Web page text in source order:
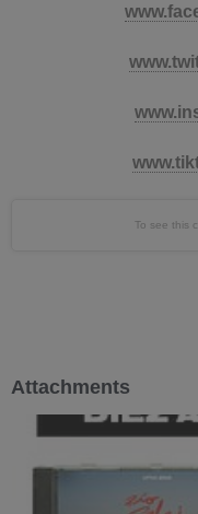
To see this
Attachments